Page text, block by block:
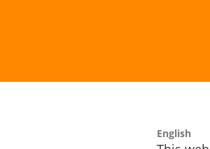
English